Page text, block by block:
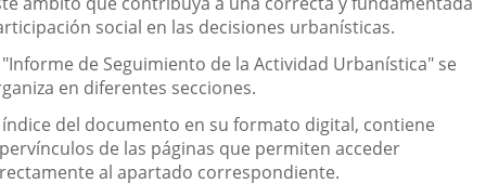
social en las decisiones urbanísticas.
"Informe de Seguimiento de la Actividad Urbanística" se
en diferentes secciones.
índice del documento en su formato digital, contiene
de las páginas que permiten acceder
al apartado correspondiente.